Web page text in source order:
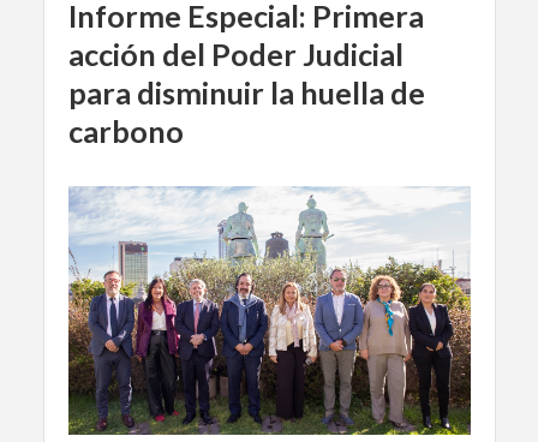
Informe Especial: Primera
acción del Poder Judicial
para disminuir la huella de
carbono